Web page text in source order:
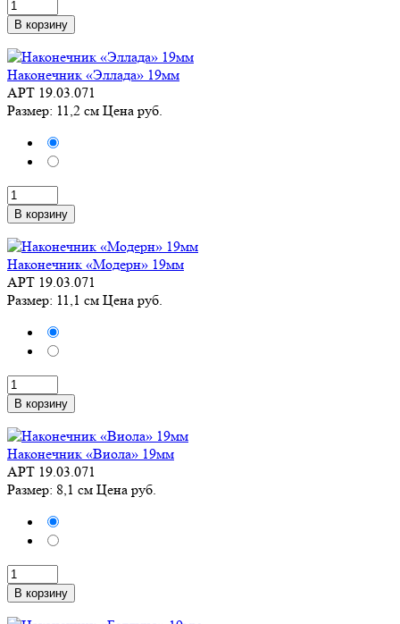
В корзину
Наконечник «Эллада» 19мм
АРТ 19.03.071
Размер: 11,2 см Цена руб.
В корзину
Наконечник «Модерн» 19мм
АРТ 19.03.071
Размер: 11,1 см Цена руб.
В корзину
Наконечник «Виола» 19мм
АРТ 19.03.071
Размер: 8,1 см Цена руб.
В корзину